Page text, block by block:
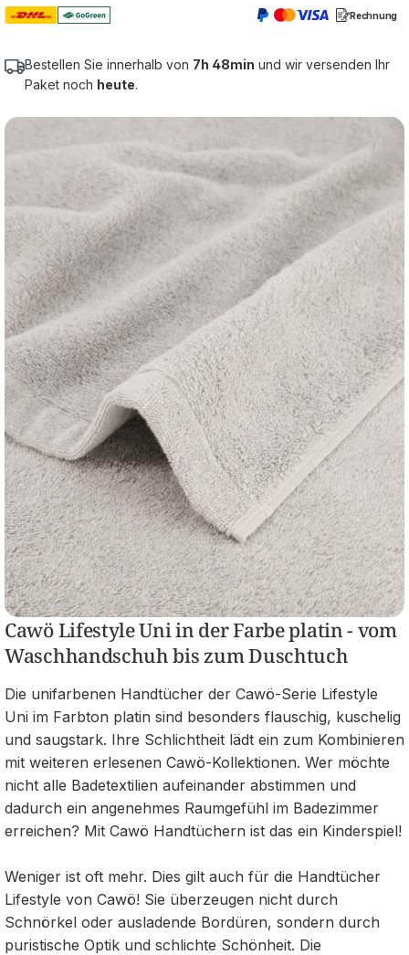
Rechnung
Bestellen Sie innerhalb von 7h 48min und wir versenden Ihr
Paket noch heute.
Cawö Lifestyle Uni in der Farbe platin - vom
Waschhandschuh bis zum Duschtuch
Die unifarbenen Handtücher der Cawö-Serie Lifestyle
Uni im Farbton platin sind besonders flauschig, kuschelig
und saugstark. Ihre Schlichtheit lädt ein zum Kombinieren
mit weiteren erlesenen Cawö-Kollektionen. Wer möchte
nicht alle Badetextilien aufeinander abstimmen und
dadurch ein angenehmes Raumgefühl im Badezimmer
erreichen? Mit Cawö Handtüchern ist das ein Kinderspiel!
Weniger ist oft mehr. Dies gilt auch für die Handtücher
Lifestyle von Cawö! Sie überzeugen nicht durch
Schnörkel oder ausladende Bordüren, sondern durch
puristische Optik und schlichte Schönheit. Die